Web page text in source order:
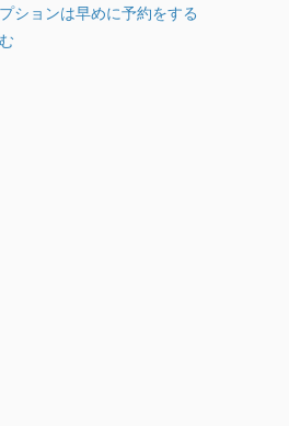
ションは早めに予約をする